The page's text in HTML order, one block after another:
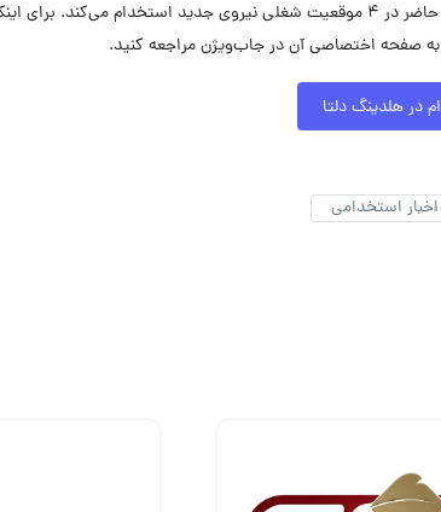
هلدینگ دلتا در حال حاضر در ۴ موقعیت شغلی نیروی جدید استخدام
به صفحه اختصاصی آن در جاب‌ویژن مراجعه کنید.
در هلدینگ دلتا
اخبار استخدامی